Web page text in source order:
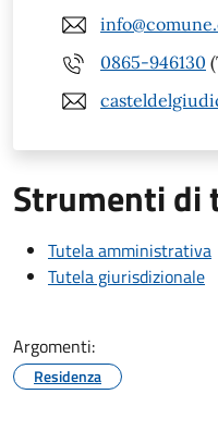
0865-946130
Strumenti di
Tutela amministrativa
Tutela giurisdizionale
Argomenti:
Residenza